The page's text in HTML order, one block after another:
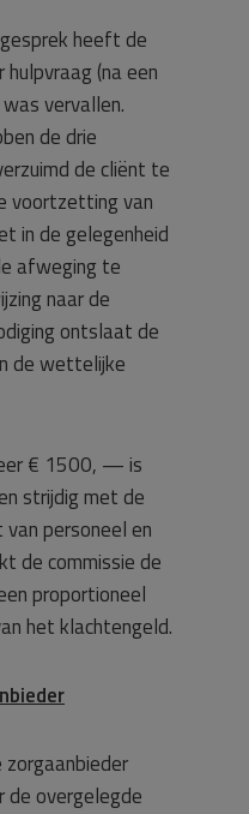
heeft de
(na een
vervallen.
de drie
de cliënt te
voortzetting van
in de gelegenheid
afweging te
naar de
ontslaat de
de wettelijke
€ 1500, — is
strijdig met de
personeel en
de commissie de
proportioneel
het klachtengeld.
de overgelegde